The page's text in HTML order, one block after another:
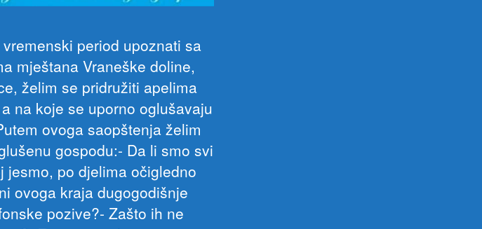
period upoznati sa
mještana Vraneške doline,
želim se pridružiti apelima
na koje se uporno oglušavaju
ovoga saopštenja želim
gospodu:- Da li smo svi
jesmo, po djelima očigledno
ovoga kraja dugogodišnje
pozive?- Zašto ih ne